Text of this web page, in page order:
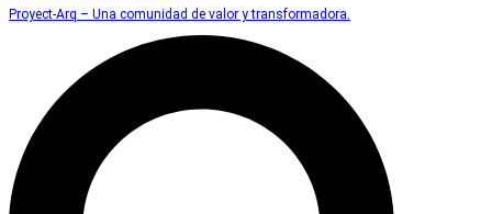
Proyect-Arq – Una comunidad de valor y transformadora.